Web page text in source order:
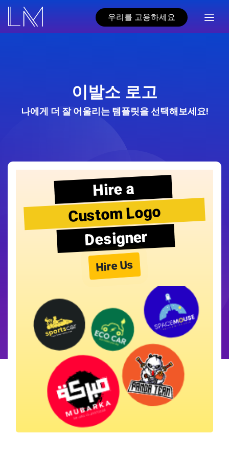
우리를 고용하세요
이발소 로고
나에게 더 잘 어울리는 템플릿을 선택해보세요!
Hire a
Custom Logo
Designer
Hire Us